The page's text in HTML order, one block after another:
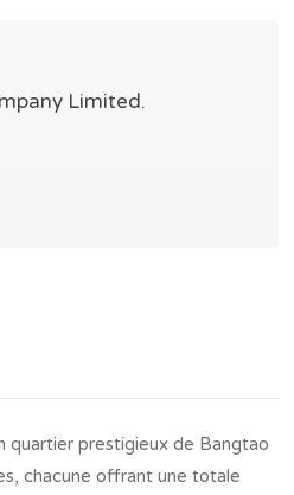
Limited.
quartier prestigieux de Bangtao
chacune offrant une totale